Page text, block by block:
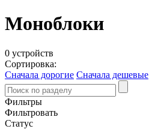
Моноблоки
0 устройств
Сортировка:
Сначала дорогие Сначала дешевые
Фильтры
Фильтровать
Статус